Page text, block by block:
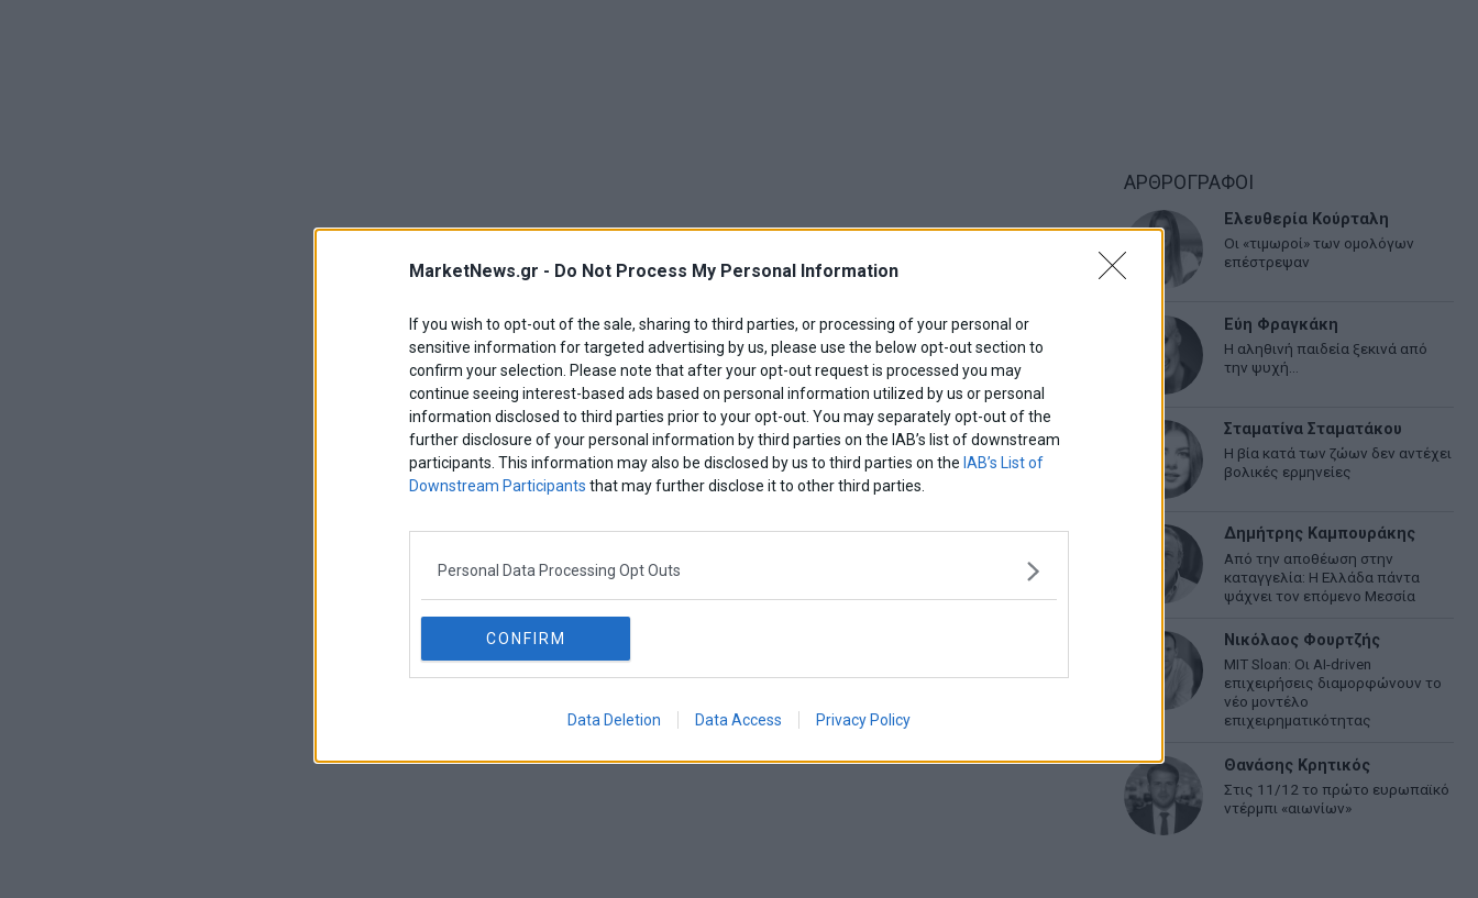
MarketNews.gr - Do Not Process My Personal Information
If you wish to opt-out of the sale, sharing to third parties, or processing of your personal or
sensitive information for targeted advertising by us, please use the below opt-out section to
confirm your selection. Please note that after your opt-out request is processed you may
continue seeing interest-based ads based on personal information utilized by us or personal
information disclosed to third parties prior to your opt-out. You may separately opt-out of the
further disclosure of your personal information by third parties on the IAB’s list of downstream
participants. This information may also be disclosed by us to third parties on the IAB’s List of
Downstream Participants that may further disclose it to other third parties.
Personal Data Processing Opt Outs
CONFIRM
Data Deletion Data Access Privacy Policy
ΑΡΘΡΟΓΡΑΦΟΙ
Ελευθερία Κούρταλη
Οι «τιμωροί» των ομολόγων
επέστρεψαν
Εύη Φραγκάκη
Η αληθινή παιδεία ξεκινά από
την ψυχή…
Σταματίνα Σταματάκου
Η βία κατά των ζώων δεν αντέχει
βολικές ερμηνείες
Δημήτρης Καμπουράκης
Από την αποθέωση στην
καταγγελία: Η Ελλάδα πάντα
ψάχνει τον επόμενο Μεσσία
Νικόλαος Φουρτζής
MIT Sloan: Οι AI-driven
επιχειρήσεις διαμορφώνουν το
νέο μοντέλο
επιχειρηματικότητας
Θανάσης Κρητικός
Στις 11/12 το πρώτο ευρωπαϊκό
ντέρμπι «αιωνίων»